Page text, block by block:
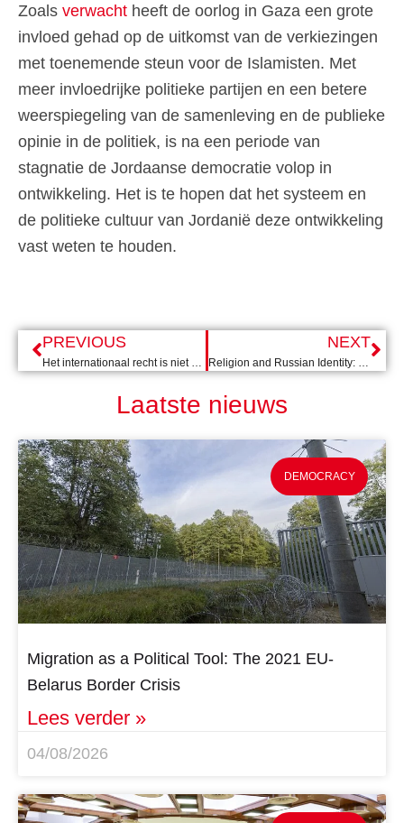
Zoals verwacht heeft de oorlog in Gaza een grote
invloed gehad op de uitkomst van de verkiezingen
met toenemende steun voor de Islamisten. Met
meer invloedrijke politieke partijen en een betere
weerspiegeling van de samenleving en de publieke
opinie in de politiek, is na een periode van
stagnatie de Jordaanse democratie volop in
ontwikkeling. Het is te hopen dat het systeem en
de politieke cultuur van Jordanië deze ontwikkeling
vast weten te houden.
PREVIOUS NEXT
Laatste nieuws
DEMOCRACY
Migration as a Political Tool: The 2021 EU-
Belarus Border Crisis
Lees verder »
04/08/2026